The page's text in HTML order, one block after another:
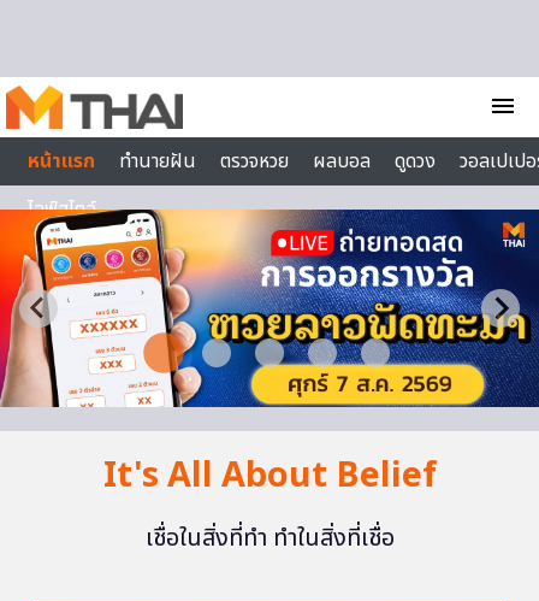
menu
หน้าแรก
ทำนายฝัน ตรวจหวย ผลบอล ดูดวง
วอลเปเป
ไลฟ์สไตล์
It's All About Belief
เชื่อในสิ่งที่ทำ ทำในสิ่งที่เชื่อ